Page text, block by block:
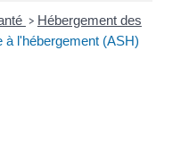
> Hébergement des
à l'hébergement (ASH)